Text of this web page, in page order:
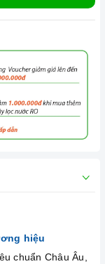
hiệu
chuẩn Châu Âu,